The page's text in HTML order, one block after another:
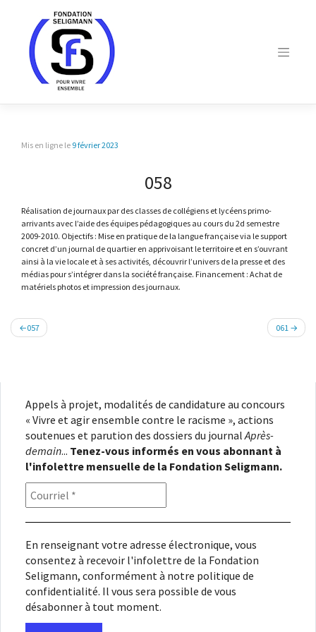
Mis en ligne le 9 février 2023
058
Réalisation de journaux par des classes de collégiens et lycéens primo-
arrivants avec l’aide des équipes pédagogiques au cours du 2d semestre
2009-2010. Objectifs : Mise en pratique de la langue française via le support
concret d’un journal de quartier en apprivoisant le territoire et en s’ouvrant
ainsi à la vie locale et à ses activités, découvrir l’univers de la presse et des
médias pour s’intégrer dans la société française. Financement : Achat de
matériels photos et impression des journaux.
Navigation
de
057 061
Appels à projet, modalités de candidature au concours
« Vivre et agir ensemble contre le racisme », actions
soutenues et parution des dossiers du journalAprès-
demain... Tenez-vous informés en vous abonnant à
l'infolettre mensuelle de la Fondation Seligmann.
En renseignant votre adresse électronique, vous
consentez à recevoir l'infolettre de la Fondation
Seligmann, conformément à notre politique de
confidentialité. Il vous sera possible de vous
désabonner à tout moment.